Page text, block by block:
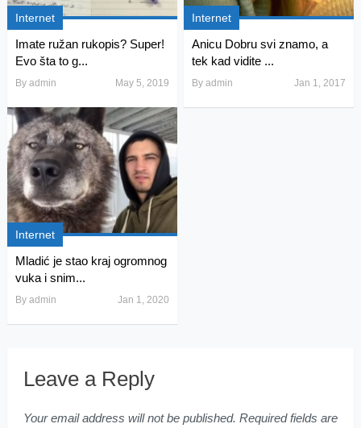
Internet
Imate ružan rukopis? Super!
Evo šta to g...
By admin May 5, 2019
Internet
Anicu Dobru svi znamo, a
tek kad vidite ...
Byadmin Jan 1, 2017
Internet
Mladić je stao kraj ogromnog
vuka i snim...
By admin Jan 1, 2020
Leave a Reply
Your email address will not be published. Required fields are